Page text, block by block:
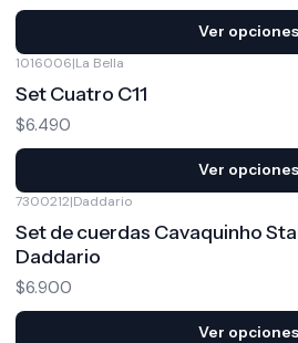
Ver opciones
1016006|La Bella
Set Cuatro C11
$6.490
Ver opciones
7300212|Daddario
Set de cuerdas Cavaquinho
Daddario
$6.900
Ver opciones